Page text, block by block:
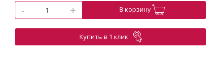
- + В корзину
Купить в 1 клик